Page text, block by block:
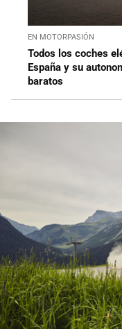
EN MOTORPASIÓN
Todos los coches
España y su
baratos